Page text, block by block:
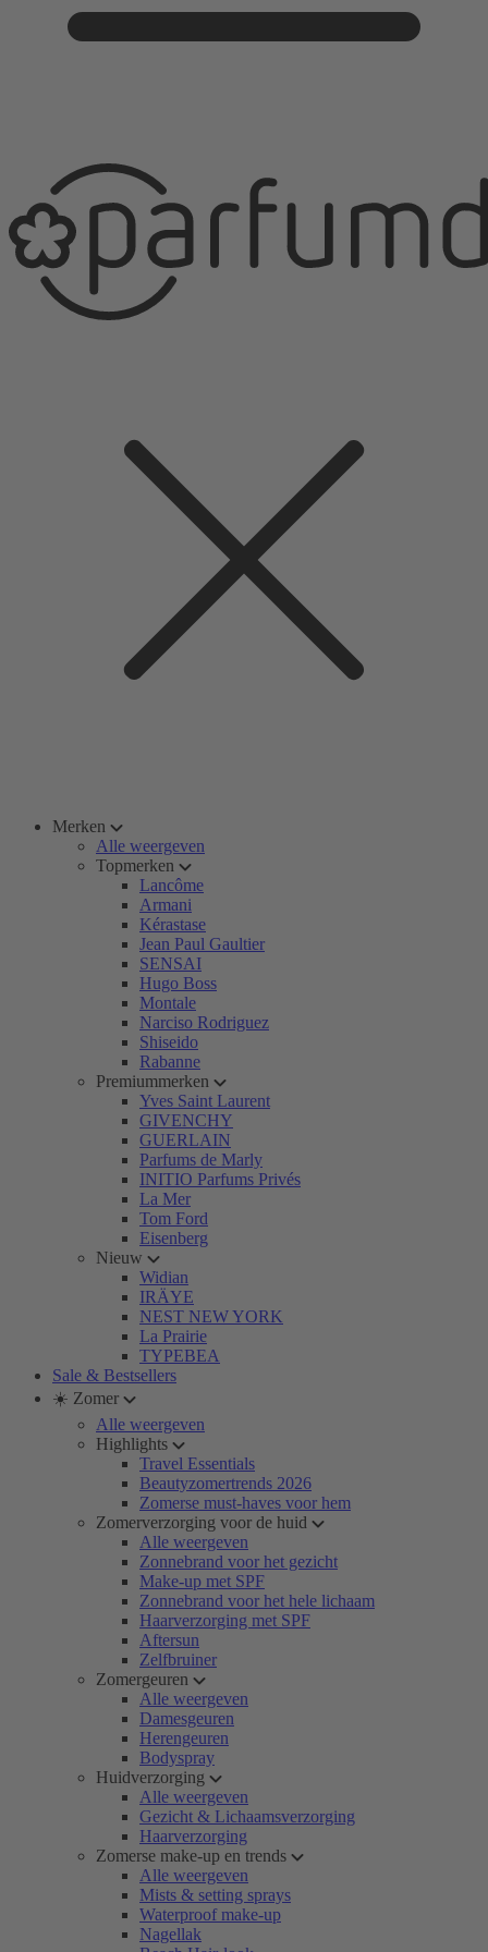
Merken
Alle weergeven
Topmerken
Lancôme
Armani
Kérastase
Jean Paul Gaultier
SENSAI
Hugo Boss
Montale
Narciso Rodriguez
Shiseido
Rabanne
Premiummerken
Yves Saint Laurent
GIVENCHY
GUERLAIN
Parfums de Marly
INITIO Parfums Privés
La Mer
Tom Ford
Eisenberg
Nieuw
Widian
IRÄYE
NEST NEW YORK
La Prairie
TYPEBEA
Sale & Bestsellers
☀️ Zomer
Alle weergeven
Highlights
Travel Essentials
Beautyzomertrends 2026
Zomerse must-haves voor hem
Zomerverzorging voor de huid
Alle weergeven
Zonnebrand voor het gezicht
Make-up met SPF
Zonnebrand voor het hele lichaam
Haarverzorging met SPF
Aftersun
Zelfbruiner
Zomergeuren
Alle weergeven
Damesgeuren
Herengeuren
Bodyspray
Huidverzorging
Alle weergeven
Gezicht & Lichaamsverzorging
Haarverzorging
Zomerse make-up en trends
Alle weergeven
Mists & setting sprays
Waterproof make-up
Nagellak